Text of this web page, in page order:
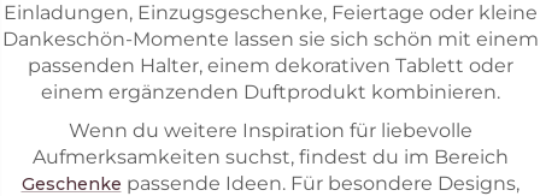
Einladungen, Einzugsgeschenke, Feiertage oder kleine
Dankeschön-Momente lassen sie sich schön mit einem
passenden Halter, einem dekorativen Tablett oder
einem ergänzenden Duftprodukt kombinieren.
Wenn du weitere Inspiration für liebevolle
Aufmerksamkeiten suchst, findest du im Bereich
Geschenke passende Ideen. Für besondere Designs,